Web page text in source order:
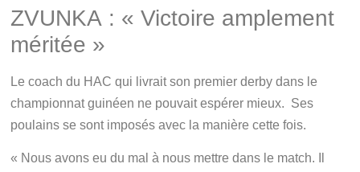
ZVUNKA : « Victoire amplement
méritée »
Le coach du HAC qui livrait son premier derby dans le
championnat guinéen ne pouvait espérer mieux. Ses
poulains se sont imposés avec la manière cette fois.
« Nous avons eu du mal à nous mettre dans le match. Il